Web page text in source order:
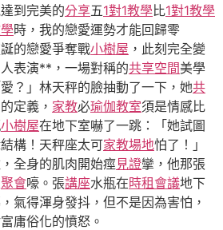
到完美的分享五1對1教學比1對1教學
時，我的戀愛運勢才能回歸零
的戀愛爭奪戰小樹屋 ，此刻完全變
表演**，一場對稱的共享空間美學
愛？」林天秤的臉抽動了一下，她共
定義， 家教必瑜伽教室須是情感比
小樹屋在地下室嚇了一跳：「她試圖
構！天秤座太可家教場地怕了！」
全身的肌肉開始痙見證攣，他那張
聚會嚎。張講座水瓶在時租會議地下
氣得渾身發抖，但不是因為害怕，
庸俗化的憤怒。